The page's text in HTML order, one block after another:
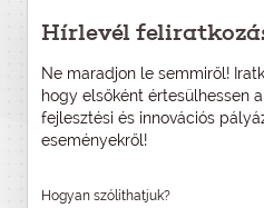
Hírlevél
Ne maradjon le semmiről!
hogy elsőként értesülhessen
fejlesztési és innovációs
eseményekről!
Hogyan szólíthatjuk?